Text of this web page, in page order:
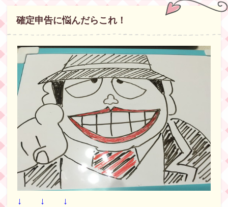
確定申告に悩んだらこれ！
↓ ↓ ↓